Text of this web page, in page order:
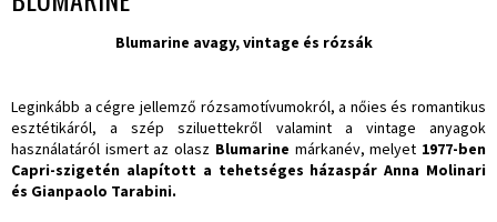
Blumarine avagy, vintage és rózsák
Leginkább a cégre jellemző rózsamotívumokról, a nőies és romantikus
esztétikáról, a szép sziluettekről valamint a vintage anyagok
használatáról ismert az olasz Blumarine márkanév, melyet 1977-ben
Capri-szigetén alapított a tehetséges házaspár Anna Molinari
és Gianpaolo Tarabini.